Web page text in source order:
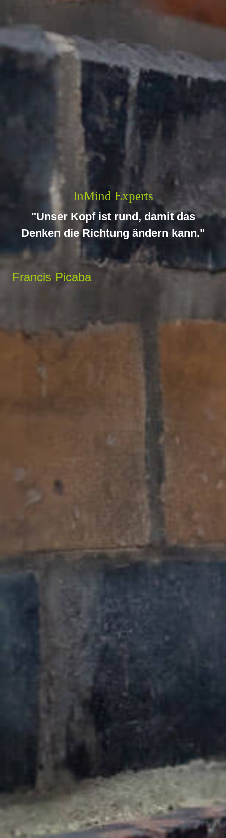
InMind Experts
"Unser Kopf ist rund, damit das
Denken die Richtung ändern kann."
Francis Picaba